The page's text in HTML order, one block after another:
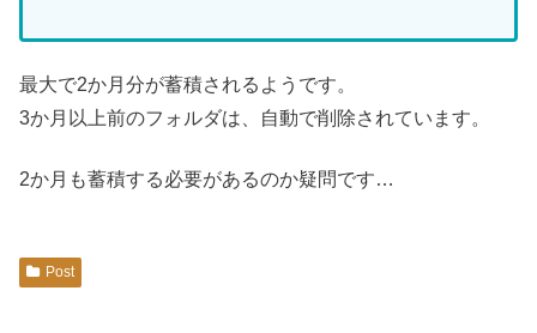
最大で2か月分が蓄積されるようです。
3か月以上前のフォルダは、自動で削除されています。
2か月も蓄積する必要があるのか疑問です…
Post